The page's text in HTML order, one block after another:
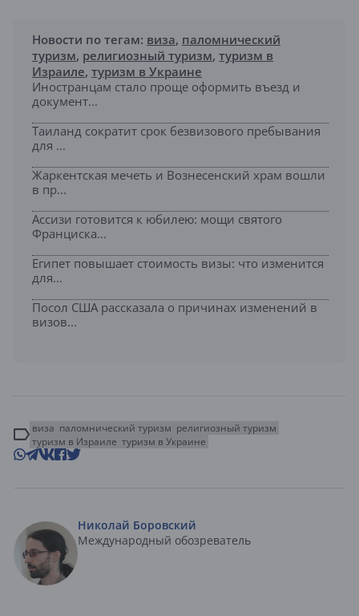
Новости по тегам: виза, паломнический
туризм, религиозный туризм, туризм в
Израиле, туризм в Украине
Иностранцам стало проще оформить въезд и
документ...
Таиланд сократит срок безвизового пребывания
для ...
Жаркентская мечеть и Вознесенский храм вошли
в пр...
Ассизи готовится к юбилею: мощи святого
Франциска...
Египет повышает стоимость визы: что изменится
для...
Посол США рассказала о причинах изменений в
визов...
виза паломнический туризм религиозный туризм
туризм в Израиле туризм в Украине
Николай Боровский
Международный обозреватель